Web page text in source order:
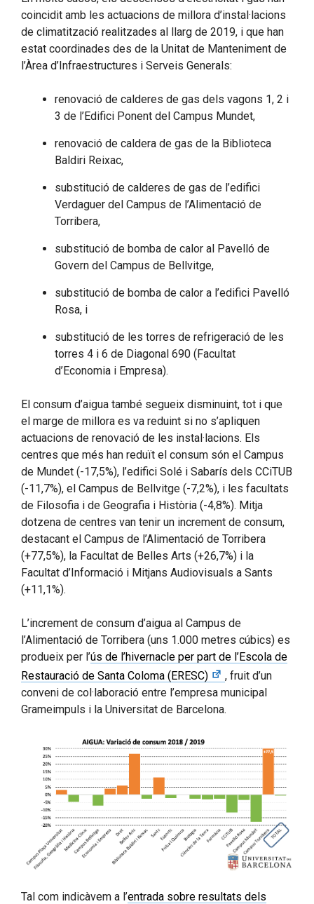
coincidit amb les actuacions de millora d’instal·lacions
de climatització realitzades al llarg de 2019, i que han
estat coordinades des de la Unitat de Manteniment de
l’Àrea d’Infraestructures i Serveis Generals:
renovació de calderes de gas dels vagons 1, 2 i
3 de l’Edifici Ponent del Campus Mundet,
renovació de caldera de gas de la Biblioteca
Baldiri Reixac,
substitució de calderes de gas de l’edifici
Verdaguer del Campus de l’Alimentació de
Torribera,
substitució de bomba de calor al Pavelló de
Govern del Campus de Bellvitge,
substitució de bomba de calor a l’edifici Pavelló
Rosa, i
substitució de les torres de refrigeració de les
torres 4 i 6 de Diagonal 690 (Facultat
d’Economia i Empresa).
El consum d’aigua també segueix disminuint, tot i que
el marge de millora es va reduint si no s’apliquen
actuacions de renovació de les instal·lacions. Els
centres que més han reduït el consum són el Campus
de Mundet (-17,5%), l’edifici Solé i Sabarís dels CCiTUB
(-11,7%), el Campus de Bellvitge (-7,2%), i les facultats
de Filosofia i de Geografia i Història (-4,8%). Mitja
dotzena de centres van tenir un increment de consum,
destacant el Campus de l’Alimentació de Torribera
(+77,5%), la Facultat de Belles Arts (+26,7%) i la
Facultat d’Informació i Mitjans Audiovisuals a Sants
(+11,1%).
L’increment de consum d’aigua al Campus de
l’Alimentació de Torribera (uns 1.000 metres cúbics) es
produeix per l’ús de l’hivernacle per part de l’Escola de
Restauració de Santa Coloma (ERESC)
, fruit d’un
conveni de col·laboració entre l’empresa municipal
Grameimpuls i la Universitat de Barcelona.
Tal com indicàvem a l’entrada sobre resultats dels